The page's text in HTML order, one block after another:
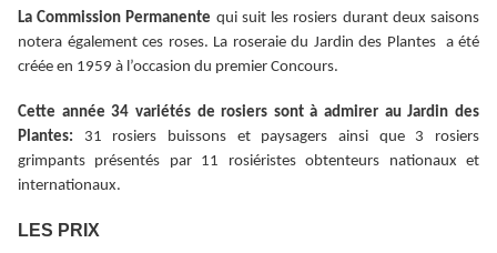
La Commission Permanente qui suit les rosiers durant deux saisons
notera également ces roses. La roseraie du Jardin des Plantes a été
créée en 1959 à l’occasion du premier Concours.
Cette année 34 variétés de rosiers sont à admirer au Jardin des
Plantes: 31 rosiers buissons et paysagers ainsi que 3 rosiers
grimpants présentés par 11 rosiéristes obtenteurs nationaux et
internationaux.
LES PRIX